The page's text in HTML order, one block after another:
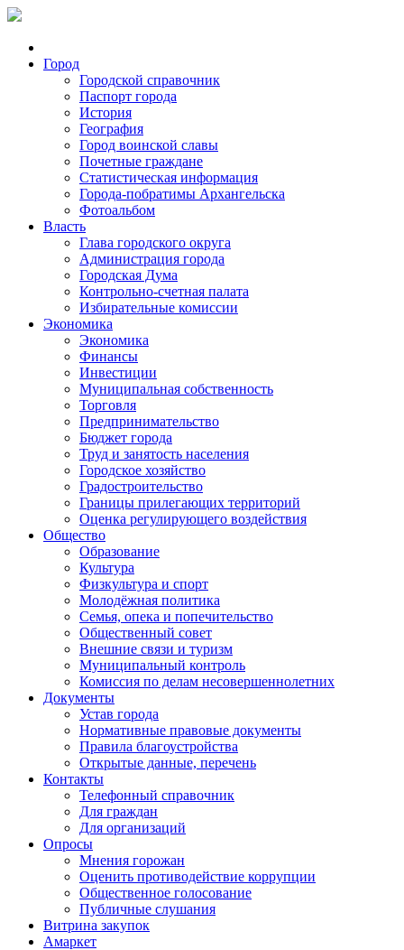
Город
Городской справочник
Паспорт города
История
География
Город воинской славы
Почетные граждане
Статистическая информация
Города-побратимы Архангельска
Фотоальбом
Власть
Глава городского округа
Администрация города
Городская Дума
Контрольно-счетная палата
Избирательные комиссии
Экономика
Экономика
Финансы
Инвестиции
Муниципальная собственность
Торговля
Предпринимательство
Бюджет города
Труд и занятость населения
Городское хозяйство
Градостроительство
Границы прилегающих территорий
Оценка регулирующего воздействия
Общество
Образование
Культура
Физкультура и спорт
Молодёжная политика
Семья, опека и попечительство
Общественный совет
Внешние связи и туризм
Муниципальный контроль
Комиссия по делам несовершеннолетних
Документы
Устав города
Нормативные правовые документы
Правила благоустройства
Открытые данные, перечень
Контакты
Телефонный справочник
Для граждан
Для организаций
Опросы
Мнения горожан
Оценить противодействие коррупции
Общественное голосование
Публичные слушания
Витрина закупок
Амаркет